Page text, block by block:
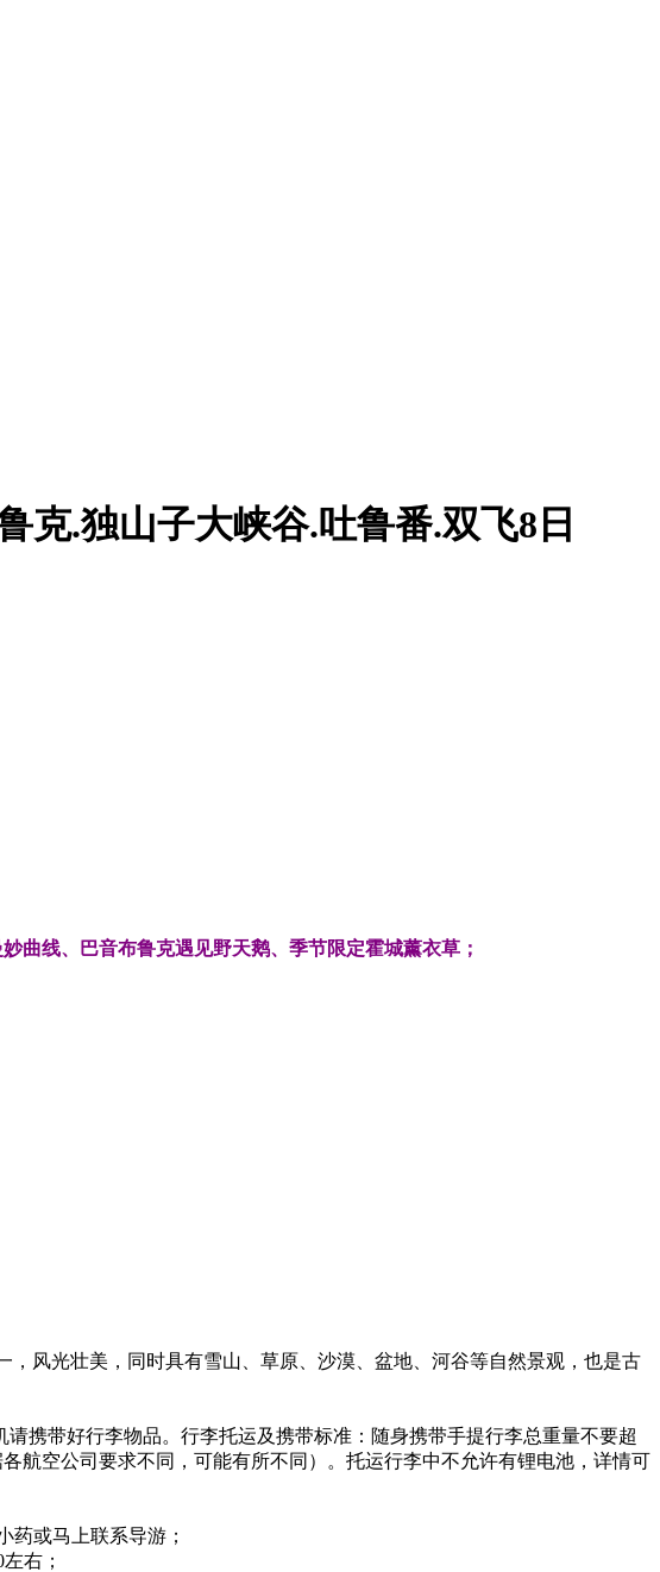
克.独山子大峡谷.吐鲁番.双飞8日
妙曲线、巴音布鲁克遇见野天鹅、季节限定霍城薰衣草；
风光壮美，同时具有雪山、草原、沙漠、盆地、河谷等自然景观，也是古
携带好行李物品。行李托运及携带标准：随身携带手提行李总重量不要超
航空公司要求不同，可能有所不同）。托运行李中不允许有锂电池，详情可
药或马上联系导游；
右；